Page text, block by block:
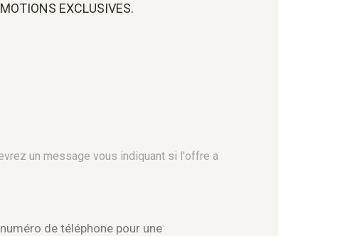
EXCLUSIVES.
un message vous indiquant si l'offre a
de téléphone pour une